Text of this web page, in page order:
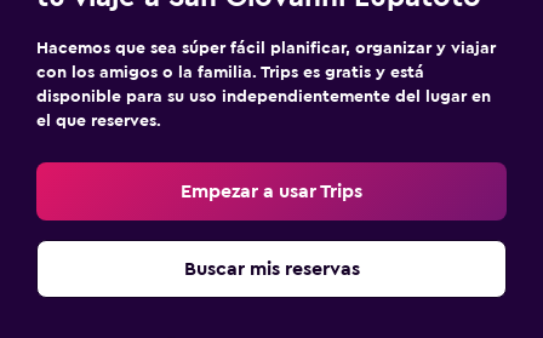
Hacemos que sea súper fácil planificar, organizar y viajar
con los amigos o la familia. Trips es gratis y está
disponible para su uso independientemente del lugar en
el que reserves.
Empezar a usar Trips
Buscar mis reservas